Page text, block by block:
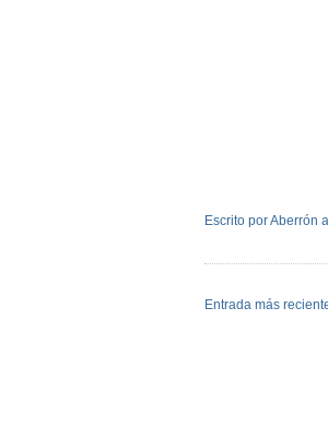
Escrito por Aberrón
Entrada más